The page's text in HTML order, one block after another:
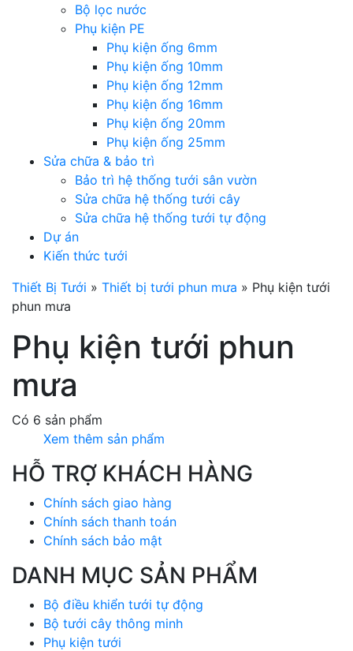
Bộ lọc nước
Phụ kiện PE
Phụ kiện ống 6mm
Phụ kiện ống 10mm
Phụ kiện ống 12mm
Phụ kiện ống 16mm
Phụ kiện ống 20mm
Phụ kiện ống 25mm
Sửa chữa & bảo trì
Bảo trì hệ thống tưới sân vườn
Sửa chữa hệ thống tưới cây
Sửa chữa hệ thống tưới tự động
Dự án
Kiến thức tưới
Thiết Bị Tưới » Thiết bị tưới phun mưa » Phụ kiện tưới
phun mưa
Phụ kiện tưới phun
mưa
Có 6 sản phẩm
Xem thêm sản phẩm
HỖ TRỢ KHÁCH HÀNG
Chính sách giao hàng
Chính sách thanh toán
Chính sách bảo mật
DANH MỤC SẢN PHẨM
Bộ điều khiển tưới tự động
Bộ tưới cây thông minh
Phụ kiện tưới